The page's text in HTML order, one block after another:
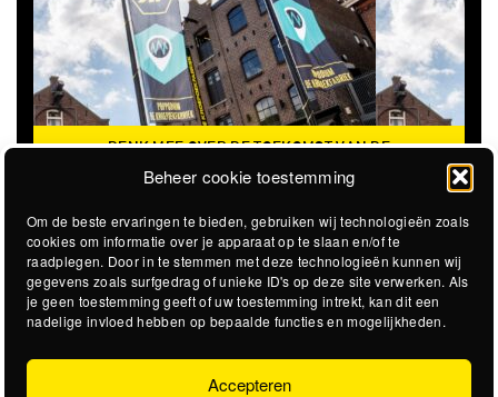
Beheer cookie toestemming
Om de beste ervaringen te bieden, gebruiken wij technologieën zoals
cookies om informatie over je apparaat op te slaan en/of te
raadplegen. Door in te stemmen met deze technologieën kunnen wij
gegevens zoals surfgedrag of unieke ID's op deze site verwerken. Als
je geen toestemming geeft of uw toestemming intrekt, kan dit een
nadelige invloed hebben op bepaalde functies en mogelijkheden.
Accepteren
DENK MEE OVER DE TOEKOMST VAN DE
KROEPOEKFABRIEK